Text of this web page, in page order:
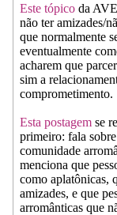
Este tópico da
não ter amizades/
que normalmente
eventualmente
acharem que
sim a
comprometimento.
Esta postagem se
primeiro: fala
comunidade
menciona que
como aplatônicas,
amizades, e que
arromânticas que